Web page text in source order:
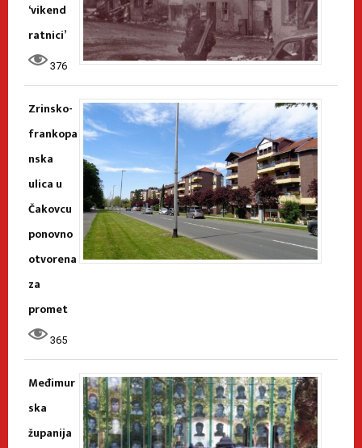
‘vikend
ratnici’
376
Zrinsko-
frankopa
nska
ulica u
Čakovcu
ponovno
otvorena
za
promet
365
Međimur
ska
županija